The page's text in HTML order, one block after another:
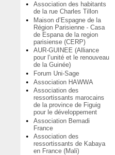
Association des habitants
de la rue Charles Tillon
Maison d’Espagne de la
Région Parisienne - Casa
de Espana de la region
parisiense (CERP)
AUR-GUINEE (Alliance
pour l’unité et le renouveau
de la Guinée)
Forum Uni-Sage
Association HAWWA
Association des
ressortissants marocains
de la province de Figuig
pour le développement
Association Bemadi
France
Association des
ressortissants de Kabaya
en France (Mali)